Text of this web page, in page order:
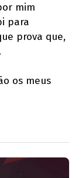
mim
para
prova que,
os meus